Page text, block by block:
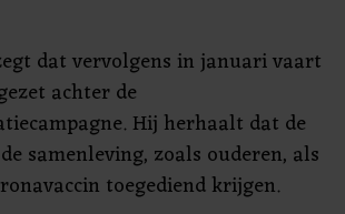
dat vervolgens in januari vaart
achter de
Hij herhaalt dat de
samenleving, zoals ouderen, als
toegediend krijgen.